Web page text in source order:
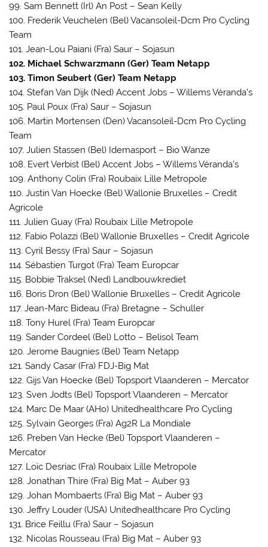
99. Sam Bennett (Irl) An Post – Sean Kelly
100. Frederik Veuchelen (Bel) Vacansoleil-Dcm Pro Cycling
Team
101. Jean-Lou Paiani (Fra) Saur – Sojasun
102. Michael Schwarzmann (Ger) Team Netapp
103. Timon Seubert (Ger) Team Netapp
104. Stefan Van Dijk (Ned) Accent Jobs – Willems Véranda’s
105. Paul Poux (Fra) Saur – Sojasun
106. Martin Mortensen (Den) Vacansoleil-Dcm Pro Cycling
Team
107. Julien Stassen (Bel) Idemasport – Bio Wanze
108. Evert Verbist (Bel) Accent Jobs – Willems Véranda’s
109. Anthony Colin (Fra) Roubaix Lille Metropole
110. Justin Van Hoecke (Bel) Wallonie Bruxelles – Credit
Agricole
111. Julien Guay (Fra) Roubaix Lille Metropole
112. Fabio Polazzi (Bel) Wallonie Bruxelles – Credit Agricole
113. Cyril Bessy (Fra) Saur – Sojasun
114. Sébastien Turgot (Fra) Team Europcar
115. Bobbie Traksel (Ned) Landbouwkrediet
116. Boris Dron (Bel) Wallonie Bruxelles – Credit Agricole
117. Jean-Marc Bideau (Fra) Bretagne – Schuller
118. Tony Hurel (Fra) Team Europcar
119. Sander Cordeel (Bel) Lotto – Belisol Team
120. Jerome Baugnies (Bel) Team Netapp
121. Sandy Casar (Fra) FDJ-Big Mat
122. Gijs Van Hoecke (Bel) Topsport Vlaanderen – Mercator
123. Sven Jodts (Bel) Topsport Vlaanderen – Mercator
124. Marc De Maar (AHo) Unitedhealthcare Pro Cycling
125. Sylvain Georges (Fra) Ag2R La Mondiale
126. Preben Van Hecke (Bel) Topsport Vlaanderen –
Mercator
127. Loïc Desriac (Fra) Roubaix Lille Metropole
128. Jonathan Thire (Fra) Big Mat – Auber 93
129. Johan Mombaerts (Fra) Big Mat – Auber 93
130. Jeffry Louder (USA) Unitedhealthcare Pro Cycling
131. Brice Feillu (Fra) Saur – Sojasun
132. Nicolas Rousseau (Fra) Big Mat – Auber 93